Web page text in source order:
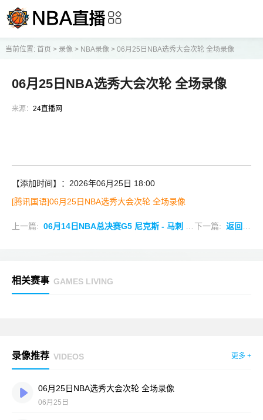
当前位置: 首页 > 录像> NBA录像> 06月25日NBA选秀大会次轮 全场录像
06月25日NBA选秀大会次轮 全场录像
来源： 24直播网
【添加时间】：2026年06月25日 18:00
[腾讯国语]06月25日NBA选秀大会次轮 全场录像
上一篇: 06月14日NBA总决赛G5 尼克斯 - 马刺 全场录像 下一篇: 返回列表
相关赛事 GAMES LIVING
录像推荐 VIDEOS 更多 +
06月25日NBA选秀大会次轮 全场录像
06月25日